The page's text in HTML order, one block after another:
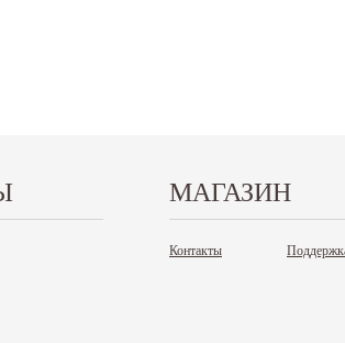
МАГАЗИН
Контакты